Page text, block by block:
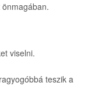
viselni.
teszik a